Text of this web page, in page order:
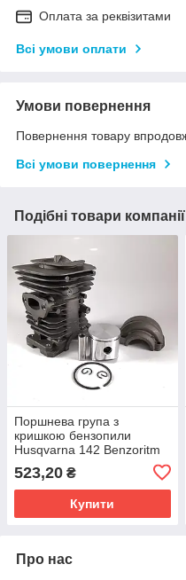
Оплата за реквізитами
Всі умови оплати
Умови повернення
Повернення товару
Всі умови повернення
Подібні товари компанії
Поршнева група з
кришкою бензопили
Husqvarna 142 Benzoritm
523,20 ₴
Купити
Про нас